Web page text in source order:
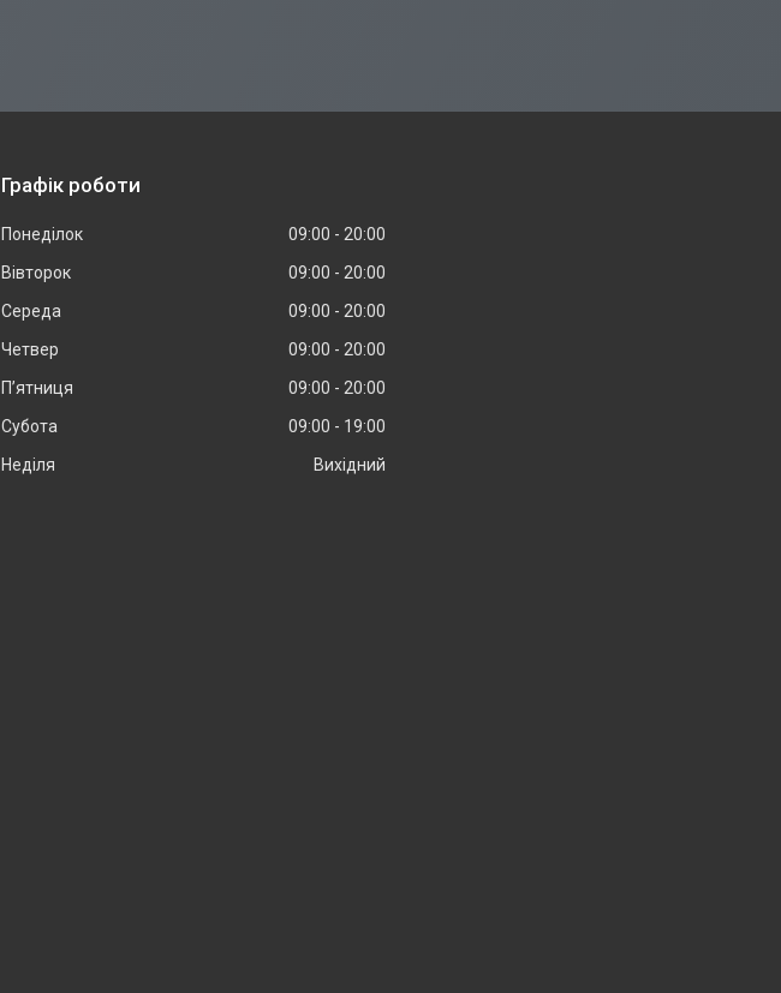
Графік роботи
Понеділок 09:00
20:00
Вівторок
09:00
20:00
Середа
09:00
20:00
Четвер
09:00
20:00
Пʼятниця
09:00
20:00
Субота
09:00
19:00
Неділя
Вихідний